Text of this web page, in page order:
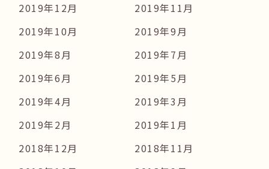
2019年12月
2019年11月
2019年10月
2019年9月
2019年8月
2019年7月
2019年6月
2019年5月
2019年4月
2019年3月
2019年2月
2019年1月
2018年12月
2018年11月